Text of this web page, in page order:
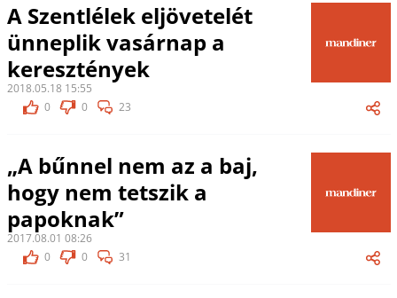
A Szentlélek eljövetelét
ünneplik vasárnap a
keresztények
2018.05.18 15:55
0
0 23
„A bűnnel nem az a baj,
hogy nem tetszik a
papoknak”
2017.08.01 08:26
0
0 31